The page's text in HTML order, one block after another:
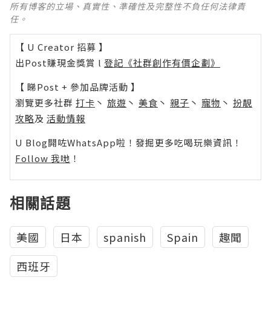
所有博客的立場、真實性、準確性及完整性不負任何法律責
任。
【 U Creator 招募 】
出Post賺現金獎賞 l 登記《社群創作有價企劃》
【 睇Post + 參加品牌活動 】
瀏覽更多社群 打卡 丶 旅遊 丶 美食 丶 親子 丶 寵物 丶 扮靚
攻略及 活動情報
U Blog開咗WhatsApp啦！發掘更多吃喝玩樂資訊！
Follow 我哋 ！
相關話題
美國 日本 spanish Spain
趣聞
西班牙